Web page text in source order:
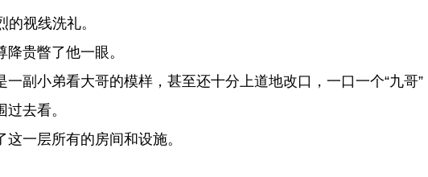
视线洗礼。
贵瞥了他一眼。
副小弟看大哥的模样，甚至还十分上道地改口，一口一个“九哥”
去看。
一层所有的房间和设施。